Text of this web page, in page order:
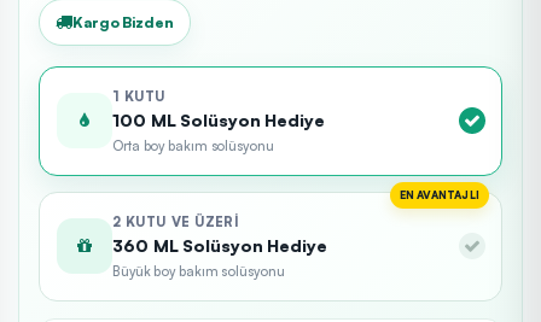
Kargo Bizden
1 KUTU
100 ML Solüsyon Hediye
Orta boy bakım solüsyonu
EN AVANTAJLI
2 KUTU VE ÜZERI
360 ML Solüsyon Hediye
Büyük boy bakım solüsyonu